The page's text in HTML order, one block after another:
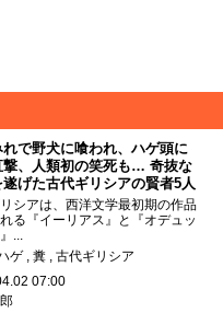
れで野犬に喰われ、ハゲ頭に
撃、人類初の笑死も… 奇抜な
遂げた古代ギリシアの賢者5人
シアは、西洋文学最初期の作品
る『イーリアス』と『オデュッ
...
ゲ 糞
古代ギリシア
07:00